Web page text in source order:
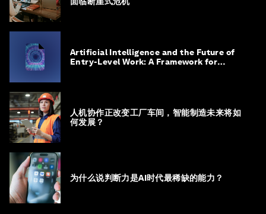
Artificial Intelligence and the Future of
Entry-Level Work: A Framework for
人机协作正改变工厂车间，智能制造未来将如
何发展？
为什么说判断力是AI时代最稀缺的能力？